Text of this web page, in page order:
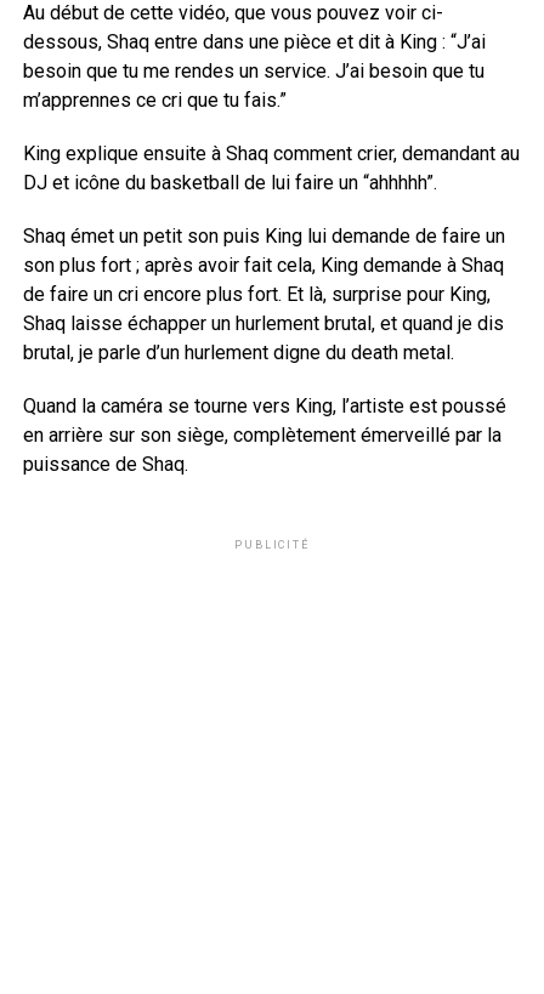
Au début de cette vidéo, que vous pouvez voir ci-
dessous, Shaq entre dans une pièce et dit à King : “J’ai
besoin que tu me rendes un service. J’ai besoin que tu
m’apprennes ce cri que tu fais.”
King explique ensuite à Shaq comment crier, demandant au
DJ et icône du basketball de lui faire un “ahhhhh”.
Shaq émet un petit son puis King lui demande de faire un
son plus fort ; après avoir fait cela, King demande à Shaq
de faire un cri encore plus fort. Et là, surprise pour King,
Shaq laisse échapper un hurlement brutal, et quand je dis
brutal, je parle d’un hurlement digne du death metal.
Quand la caméra se tourne vers King, l’artiste est poussé
en arrière sur son siège, complètement émerveillé par la
puissance de Shaq.
PUBLICITÉ